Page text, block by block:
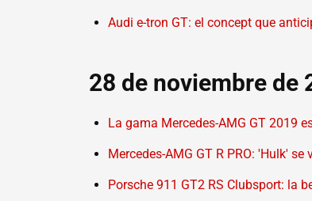
Audi e-tron GT: el concept que
28 de noviembre de
La gama Mercedes-AMG GT 2019
Mercedes-AMG GT R PRO: 'Hulk'
Porsche 911 GT2 RS Clubsport: la